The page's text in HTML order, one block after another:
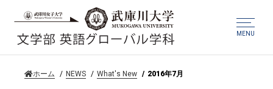
MENU
ホーム NEWS What's New 2016年7月